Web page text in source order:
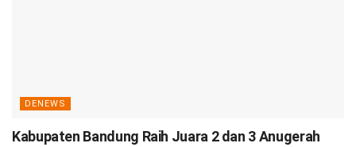
DENEWS
Kabupaten Bandung Raih Juara 2 dan 3 Anugerah